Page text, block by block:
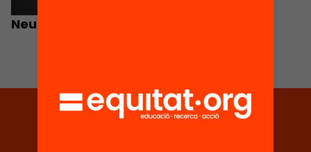
Neus Giménez
Tria equitat